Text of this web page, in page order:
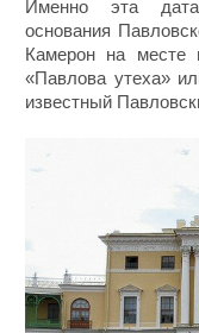
Именно эта
основания
Камерон на месте
«Павлова утеха»
известный